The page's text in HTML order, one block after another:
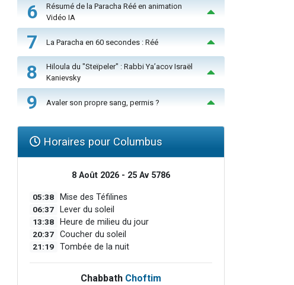
6
Résumé de la Paracha Réé en animation
Vidéo IA
7 La Paracha en 60 secondes : Réé
8
Hiloula du "Steïpeler" : Rabbi Ya’acov Israël
Kanievsky
9 Avaler son propre sang, permis ?
Horaires pour Columbus
8 Août 2026 - 25 Av 5786
05:38 Mise des Téfilines
06:37 Lever du soleil
13:38 Heure de milieu du jour
20:37 Coucher du soleil
21:19 Tombée de la nuit
Chabbath Choftim